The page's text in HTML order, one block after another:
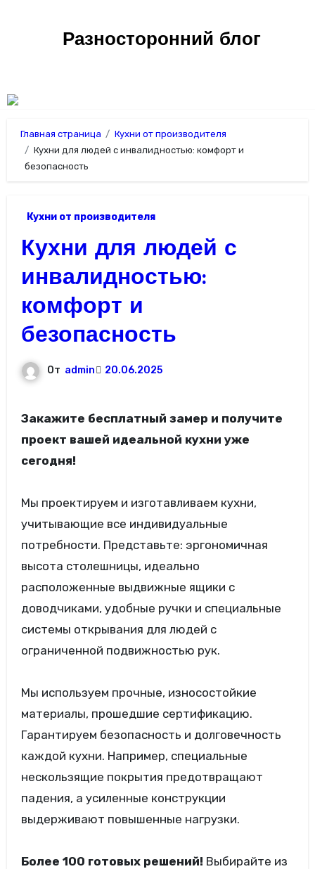
содержимомуРазносторонний блог
Главная страница
Кухни от производителя
Кухни для людей с инвалидностью: комфорт и
безопасность
Кухни от производителя
Кухни для людей с
инвалидностью:
комфорт и
безопасность
От admin 20.06.2025
Закажите бесплатный замер и получите
проект вашей идеальной кухни уже
сегодня!
Мы проектируем и изготавливаем кухни,
учитывающие все индивидуальные
потребности. Представьте: эргономичная
высота столешницы, идеально
расположенные выдвижные ящики с
доводчиками, удобные ручки и специальные
системы открывания для людей с
ограниченной подвижностью рук.
Мы используем прочные, износостойкие
материалы, прошедшие сертификацию.
Гарантируем безопасность и долговечность
каждой кухни. Например, специальные
нескользящие покрытия предотвращают
падения, а усиленные конструкции
выдерживают повышенные нагрузки.
Более 100 готовых решений! Выбирайте из